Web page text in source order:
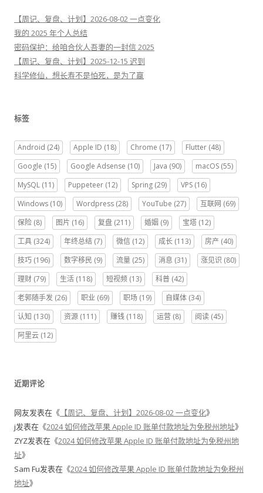
【周记、复盘、计划】2026-08-02 一点变化
我的 2025 年个人总结
密码保护：给咱合伙人吾妻的一封信 2025
【周记、复盘、计划】2025-12-15 迟到
科学修仙，想长寿不是怕死，是为了赢
标签
Android (24) Apple ID (18) Chrome (17) Flutter (48)
Google (15) Google Adsense (10) Java (90) macOS (55)
MySQL (11) Puppeteer (12) Spring (29) VPS (16)
Windows (10) Wordpress (28) YouTube (27) 互联网 (69)
保险 (8) 图片 (16) 复盘 (211) 婚姻 (9) 宝塔 (12)
工具 (324) 年终总结 (7) 微信 (12) 成长 (113) 房产 (40)
技巧 (196) 数字移民 (9) 流量 (25) 消息 (31) 涨见识 (80)
理财 (79) 生活 (118) 短视频 (13) 科普 (42)
老郭随手发 (26) 职业 (69) 职场 (19) 自媒体 (34)
认知 (130) 资源 (111) 赚钱 (118) 运营 (8) 阅读 (45)
阿里云 (12)
近期评论
网友发表在《 【周记、复盘、计划】2026-08-02 一点变化》
j发表在《2024 如何修改苹果 Apple ID 账单付款地址为免税州地址》
ZYZ发表在《2024 如何修改苹果 Apple ID 账单付款地址为免税州地
址》
Sam Fu发表在《2024 如何修改苹果 Apple ID 账单付款地址为免税州
地址》